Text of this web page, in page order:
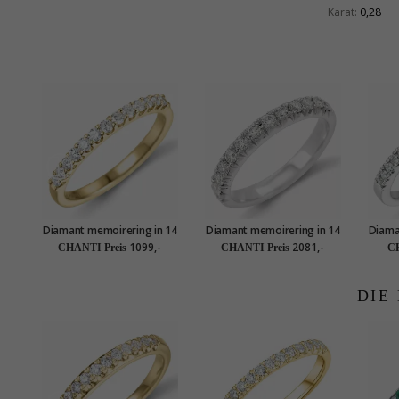
Karat: 0,28
Diamant memoirering in 14
karat gold 0,25 ct
CHANTI Preis 1099,-
Diamant memoirering in 14
karat weißgold 0,50 ct
CHANTI Preis 2081,-
DIE